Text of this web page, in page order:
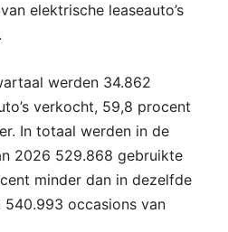
elektrische leaseauto’s
werden 34.862
verkocht, 59,8 procent
In totaal werden in de
2026 529.868 gebruikte
minder dan in dezelfde
occasions van